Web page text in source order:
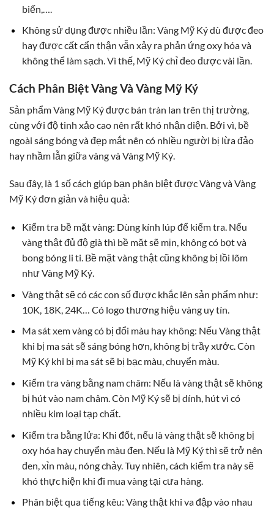
biến,….
Không sử dụng được nhiều lần: Vàng Mỹ Ký dù được đeo
hay được cất cẩn thận vẫn xảy ra phản ứng oxy hóa và
không thể làm sạch. Vì thế, Mỹ Ký chỉ đeo được vài lần.
Cách Phân Biệt Vàng Và Vàng Mỹ Ký
Sản phẩm Vàng Mỹ Ký được bán tràn lan trên thị trường,
cùng với độ tinh xảo cao nên rất khó nhận diện. Bởi vì, bề
ngoài sáng bóng và đẹp mắt nên có nhiều người bị lừa đảo
hay nhầm lẫn giữa vàng và Vàng Mỹ Ký.
Sau đây, là 1 số cách giúp bạn phân biệt được Vàng và Vàng
Mỹ Ký đơn giản và hiệu quả:
Kiểm tra bề mặt vàng: Dùng kính lúp để kiểm tra. Nếu
vàng thật đủ độ già thì bề mặt sẽ mịn, không có bọt và
bong bóng li ti. Bề mặt vàng thật cũng không bị lồi lõm
như Vàng Mỹ Ký.
Vàng thật sẽ có các con số được khắc lên sản phẩm như:
10K, 18K, 24K… Có logo thương hiệu vàng uy tín.
Ma sát xem vàng có bị đổi màu hay không: Nếu Vàng thật
khi bị ma sát sẽ sáng bóng hơn, không bị trầy xước. Còn
Mỹ Ký khi bị ma sát sẽ bị bạc màu, chuyển màu.
Kiểm tra vàng bằng nam châm: Nếu là vàng thật sẽ không
bị hút vào nam châm. Còn Mỹ Ký sẽ bị dính, hút vì có
nhiều kim loại tạp chất.
Kiểm tra bằng lửa: Khi đốt, nếu là vàng thật sẽ không bị
oxy hóa hay chuyển màu đen. Nếu là Mỹ Ký thì sẽ trở nên
đen, xỉn màu, nóng chảy. Tuy nhiên, cách kiểm tra này sẽ
khó thực hiện khi đi mua vàng tại cưa hàng.
Phân biệt qua tiếng kêu: Vàng thật khi va đập vào nhau